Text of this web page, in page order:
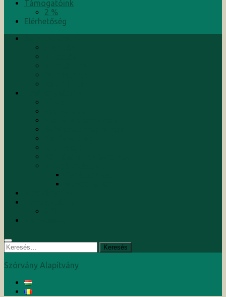
Támogatóink
2 %
Elérhetőség
Keresés:
Szórvány Alapítvány